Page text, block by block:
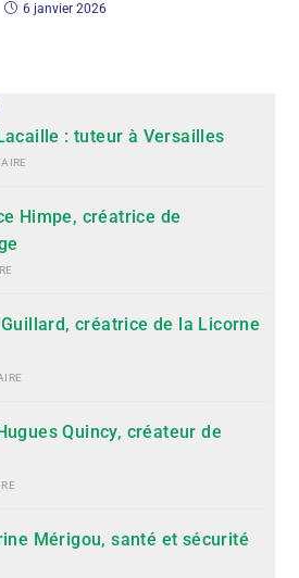
6 janvier 2026
: tuteur à Versailles
Himpe, créatrice de
créatrice de la Licorne
Quincy, créateur de
Mérigou, santé et sécurité